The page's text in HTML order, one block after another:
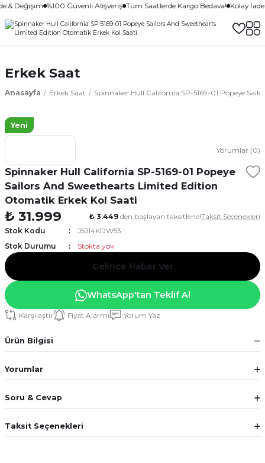
& Değişim %100 Güvenli Alışveriş Tüm Saatlerde Kargo Bedava! Kolay
Erkek Saat
Anasayfa Erkek Saat Spinnaker Hull California SP-5169-01 Popeye
Yeni
Yorumlar (0)
Spinnaker Hull California SP-5169-01 Popeye
Sailors And Sweethearts Limited Edition
Otomatik Erkek Kol Saati
₺ 31.999 ₺ 3.449 den başlayan taksitlerle!Taksit Seçenekleri
Stok Kodu
J5J14KDW53
Stok Durumu
Stokta yok
Gelince Haber Ver
WhatsApp'tan Teklif Al
Karşılaştır Fiyat Alarmı Yorum Yaz
Ürün Bilgisi
Yorumlar
Soru & Cevap
Taksit Seçenekleri